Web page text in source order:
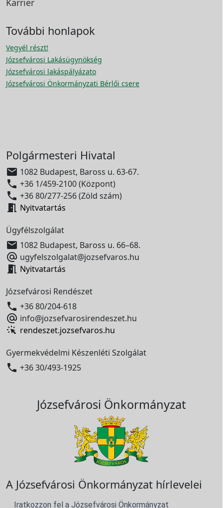
Karrier
További honlapok
Vegyél részt!
Józsefvárosi Lakásügynökség
Józsefvárosi lakáspályázato
Józsefvárosi Önkormányzati Bérlői csere
Polgármesteri Hivatal
 1082 Budapest, Baross u. 63-67.
 +36 1/459-2100 (Központ)
 +36 80/277-256 (Zöld szám)
 Nyitvatartás
Ügyfélszolgálat
 1082 Budapest, Baross u. 66–68.
 ugyfelszolgalat@jozsefvaros.hu
 Nyitvatartás
Józsefvárosi Rendészet
 +36 80/204-618
 info@jozsefvarosirendeszet.hu
rendeszet.jozsefvaros.hu
Gyermekvédelmi Készenléti Szolgálat
 +36 30/493-1925
Józsefvárosi Önkormányzat
A Józsefvárosi Önkormányzat hírlevelei
Iratkozzon fel a Józsefvárosi Önkormányzat